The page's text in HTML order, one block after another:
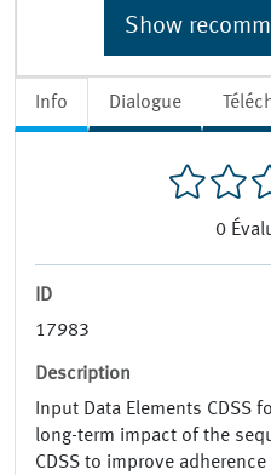
Info Dialogue
0
ID
17983
Description
Input Data Elements CDSS
long-term impact of the
CDSS to improve
Show